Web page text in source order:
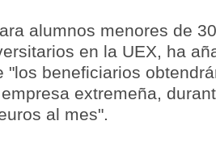
alumnos menores de
en la UEX, ha
"los beneficiarios
extremeña,
al mes".